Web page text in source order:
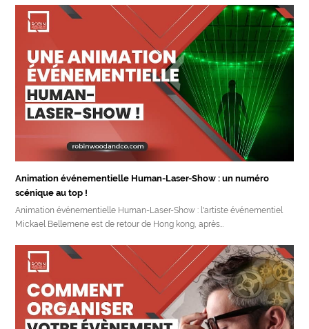
Animation événementielle Human-Laser-Show : un numéro
scénique au top !
Animation événementielle Human-Laser-Show : l'artiste événementiel
Mickael Bellemene est de retour de Hong kong, après…